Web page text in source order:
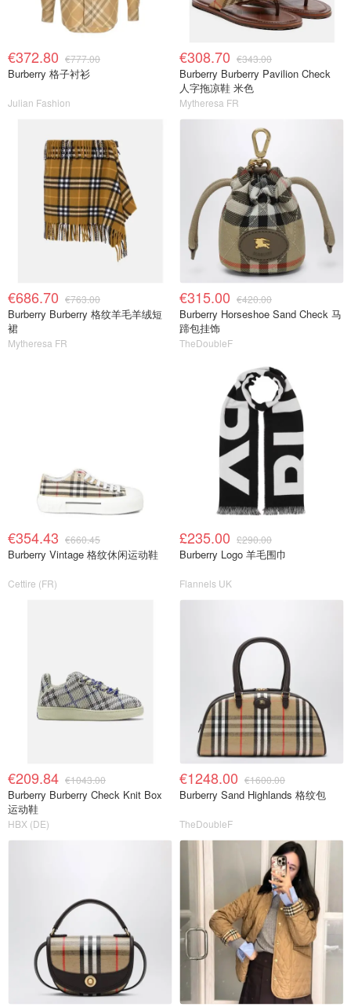
€372.80 €777.00
Burberry 格子衬衫
Julian Fashion
€308.70 €343.00
Burberry Burberry Pavilion Check
人字拖凉鞋 米色
Mytheresa FR
€686.70 €763.00
Burberry Burberry 格纹羊毛羊绒短
裙
Mytheresa FR
€315.00 €420.00
Burberry Horseshoe Sand Check 马
蹄包挂饰
TheDoubleF
€354.43 €660.45
Burberry Vintage 格纹休闲运动鞋
Cettire (FR)
£235.00 £290.00
Burberry Logo 羊毛围巾
Flannels UK
€209.84 €1043.00
Burberry Burberry Check Knit Box
运动鞋
HBX (DE)
€1248.00 €1600.00
Burberry Sand Highlands 格纹包
TheDoubleF